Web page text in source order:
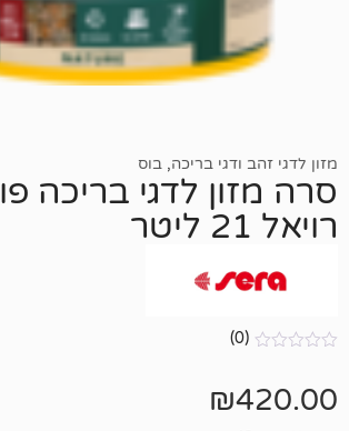
בריכה,בוס
לדגי בריכה פונד מיקס